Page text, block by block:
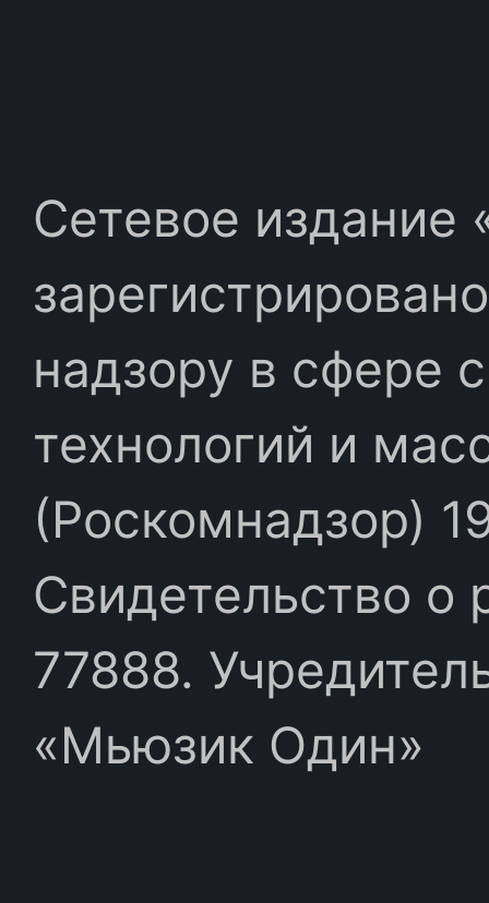
Сетевое издание
надзору в сфере
технологий и
(Роскомнадзор)
Свидетельство
77888.
«Мьюзик Один»